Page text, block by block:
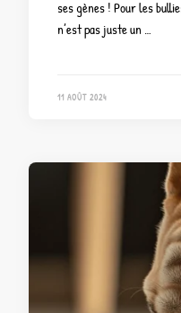
ses gènes ! Pour les
n’est pas juste un …
11 AOÛT 2024